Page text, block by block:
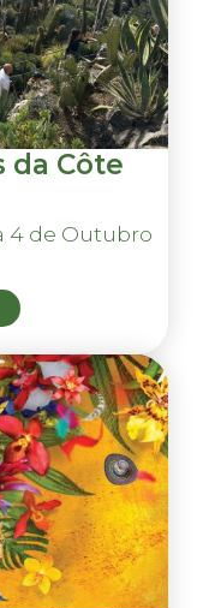
da Côte
4 de Outubro